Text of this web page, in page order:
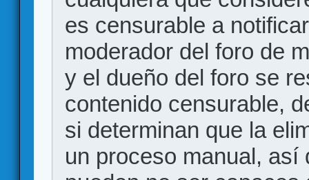
es censurable a
moderador del foro de
y el dueño del foro se
contenido censurable,
si determinan que la
un proceso manual, así